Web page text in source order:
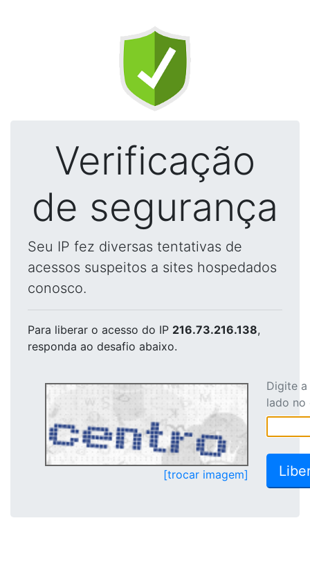
Verificação
de segurança
Seu IP fez diversas tentativas de
acessos suspeitos a sites hospedados
conosco.
Para liberar o acesso do IP 216.73.216.138,
responda ao desafio abaixo.
[trocar imagem]
Digite
lado no